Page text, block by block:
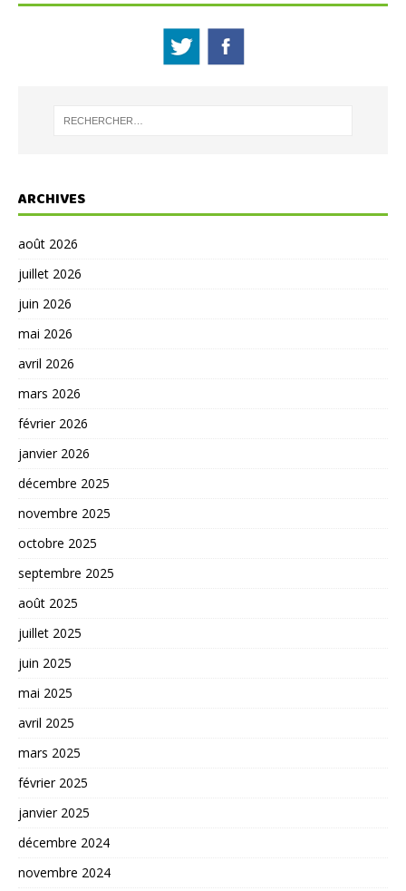
ARCHIVES
août 2026
juillet 2026
juin 2026
mai 2026
avril 2026
mars 2026
février 2026
janvier 2026
décembre 2025
novembre 2025
octobre 2025
septembre 2025
août 2025
juillet 2025
juin 2025
mai 2025
avril 2025
mars 2025
février 2025
janvier 2025
décembre 2024
novembre 2024